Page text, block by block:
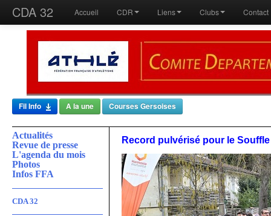
Fil Info A la une Courses Gersoises
CDA 32 Accueil CDR Liens Clubs Contact
Actualités
Revue de presse
L'agenda du mois
Photos
Infos FFA
CDA 32
Record pulvérisé pour le